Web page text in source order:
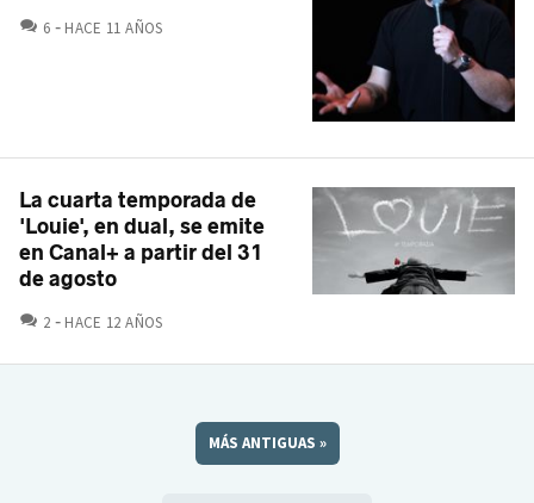
6 COMENTARIOS
HACE 11 AÑOS
La cuarta temporada de
'Louie', en dual, se emite
en Canal+ a partir del 31
de agosto
2 COMENTARIOS
HACE 12 AÑOS
MÁS ANTIGUAS »